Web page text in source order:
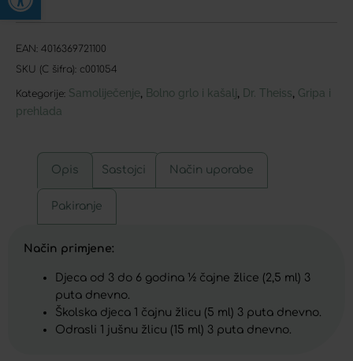
EAN: 4016369721100
SKU (C šifra): c001054
Kategorije: Samoliječenje Bolno grlo i kašalj Dr. Theiss Gripa i
prehlada
Opis Sastojci Način uporabe
Pakiranje
Način primjene:
Djeca od 3 do 6 godina ½ čajne žlice (2,5 ml) 3
puta dnevno.
Školska djeca 1 čajnu žlicu (5 ml) 3 puta dnevno.
Odrasli 1 jušnu žlicu (15 ml) 3 puta dnevno.